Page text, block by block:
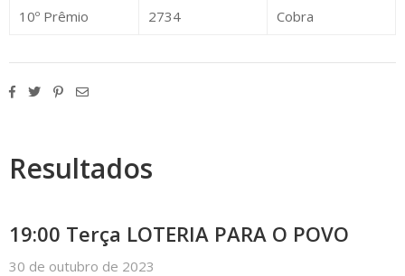
10º Prêmio 2734 Cobra
Resultados
19:00 Terça LOTERIA PARA O POVO
30 de outubro de 2023